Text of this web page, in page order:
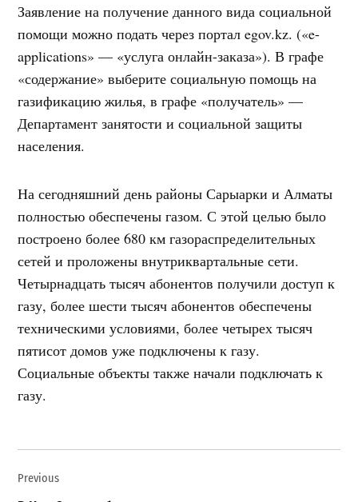
Заявление на получение данного вида социальной
помощи можно подать через портал egov.kz. («e-
applications» — «услуга онлайн-заказа»). В графе
«содержание» выберите социальную помощь на
газификацию жилья, в графе «получатель» —
Департамент занятости и социальной защиты
населения.
На сегодняшний день районы Сарыарки и Алматы
полностью обеспечены газом. С этой целью было
построено более 680 км газораспределительных
сетей и проложены внутриквартальные сети.
Четырнадцать тысяч абонентов получили доступ к
газу, более шести тысяч абонентов обеспечены
техническими условиями, более четырех тысяч
пятисот домов уже подключены к газу.
Социальные объекты также начали подключать к
газу.
по
Previous